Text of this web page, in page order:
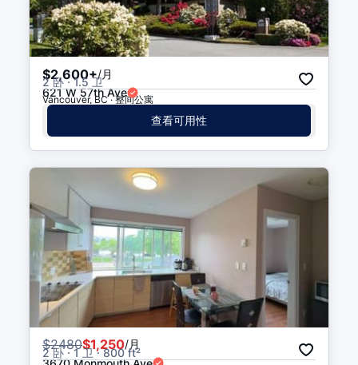
$2,600+/月
2 卧 · 1.5 卫
621 W 57th Ave
Vancouver, BC · 整间公寓
查看可用性
$2480$1,250/月
2 卧 · 1 卫 · 800 ft²